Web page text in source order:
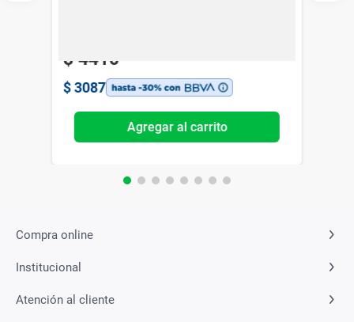
$ 4410
$ 3087
Agregar al carrito
Compra online
Institucional
Atención al cliente